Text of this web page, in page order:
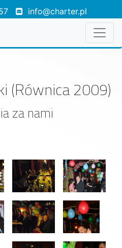
info@charter.pl
(Równica 2009)
za nami